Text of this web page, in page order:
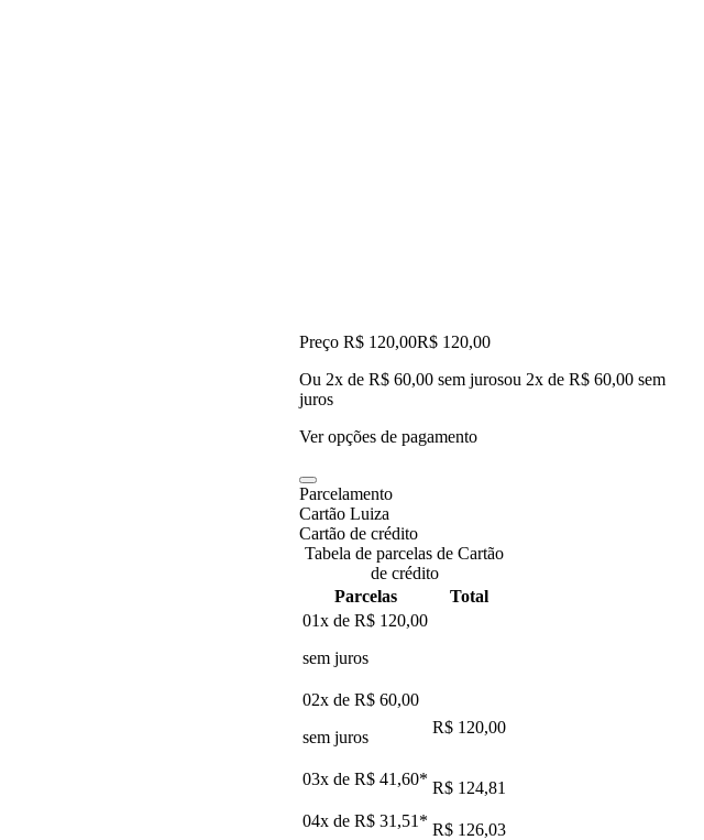
Preço R$ 120,00R$ 120,00
Ou 2x de R$ 60,00 sem jurosou 2x de R$ 60,00 sem
juros
Ver opções de pagamento
Parcelamento
Cartão Luiza
Cartão de crédito
Tabela de parcelas de Cartão
de crédito
Parcelas
Total
01x de R$ 120,00
sem juros
02x de R$ 60,00
sem juros
R$ 120,00
03x de R$ 41,60* R$ 124,81
04x de R$ 31,51 * R$ 126,03